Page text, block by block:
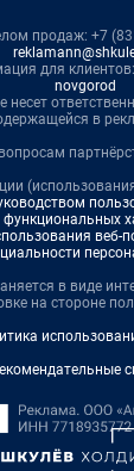
продаж: +7
для клиентов:
novgorod
несет
в
веб-
в виде
на стороне